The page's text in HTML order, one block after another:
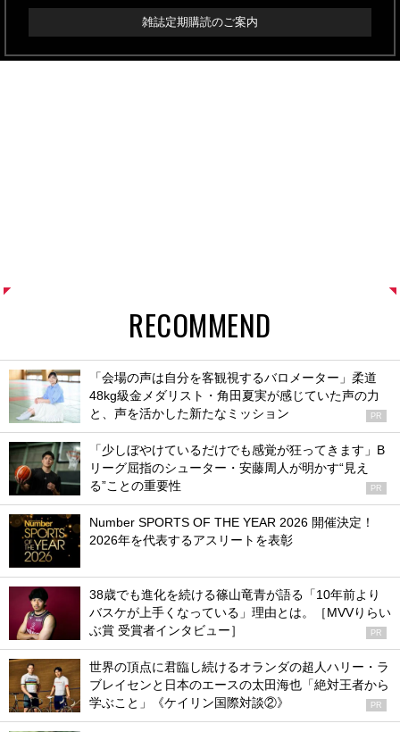
雑誌定期購読のご案内
RECOMMEND
「会場の声は自分を客観視するバロメーター」柔道
48kg級金メダリスト・角田夏実が感じていた声の力
と、声を活かした新たなミッション
PR
「少しぼやけているだけでも感覚が狂ってきます」B
リーグ屈指のシューター・安藤周人が明かす“見え
る”ことの重要性
PR
Number SPORTS OF THE YEAR 2026 開催決定！
2026年を代表するアスリートを表彰
38歳でも進化を続ける篠山竜青が語る「10年前より
バスケが上手くなっている」理由とは。［MVVりらい
ぶ賞 受賞者インタビュー］
PR
世界の頂点に君臨し続けるオランダの超人ハリー・ラ
ブレイセンと日本のエースの太田海也「絶対王者から
学ぶこと」《ケイリン国際対談②》
PR